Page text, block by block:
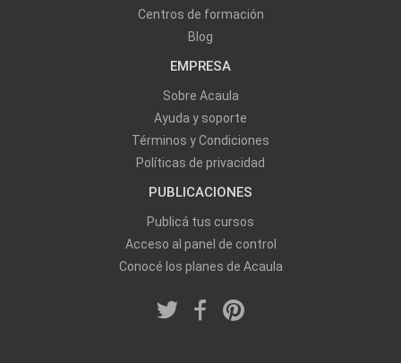
Centros de formación
Blog
EMPRESA
Sobre Acaula
Ayuda y soporte
Términos y Condiciones
Políticas de privacidad
PUBLICACIONES
Publicá tus cursos
Acceso al panel de control
Conocé los planes de Acaula